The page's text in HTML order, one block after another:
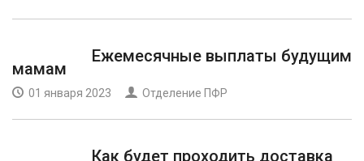
Ежемесячные выплаты будущим
мамам
01 января 2023 Отделение ПФР
Как будет проходить доставка